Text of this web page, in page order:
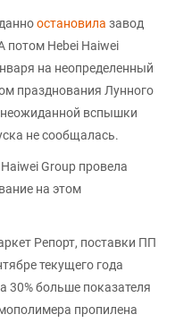
остановила завод
потом Hebei Haiwei
на неопределенный
празднования Лунного
неожиданной вспышки
не сообщалась.
Group провела
на этом
Репорт, поставки ПП
текущего года
30% больше показателя
пропилена